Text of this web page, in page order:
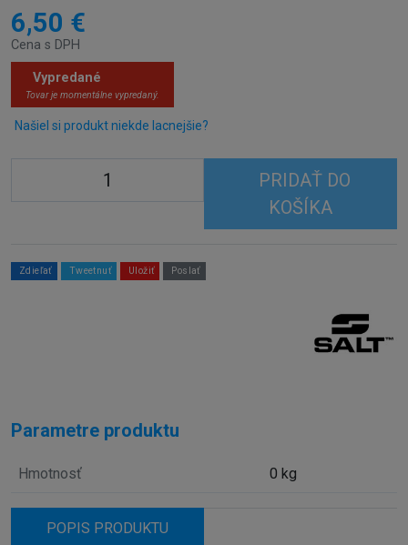
6,50 €
Cena s DPH
Vypredané
Tovar je momentálne vypredaný.
Našiel si produkt niekde lacnejšie?
PRIDAŤ DO
KOŠÍKA
Zdieľať Tweetnuť Uložiť Poslať
Parametre produktu
Hmotnosť 0 kg
POPIS PRODUKTU